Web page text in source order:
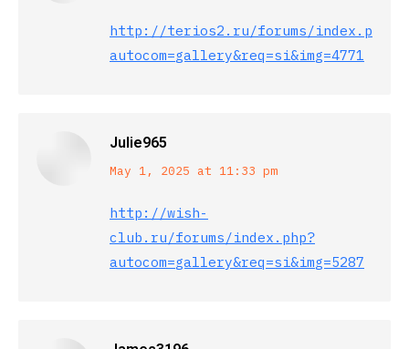
http://terios2.ru/forums/index.php?
autocom=gallery&req=si&img=4771
Julie965
says:
May 1, 2025 at 11:33 pm
http://wish-
club.ru/forums/index.php?
autocom=gallery&req=si&img=5287